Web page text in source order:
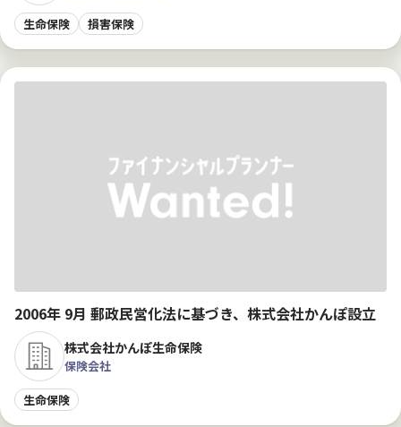
生命保険
損害保険
2006年 9月 郵政民営化法に基づき、株式会社かんぽ設立
株式会社かんぽ生命保険
保険会社
生命保険